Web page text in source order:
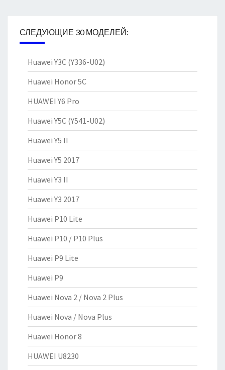
СЛЕДУЮЩИЕ 30 МОДЕЛЕЙ:
Huawei Y3C (Y336-U02)
Huawei Honor 5C
HUAWEI Y6 Pro
Huawei Y5C (Y541-U02)
Huawei Y5 II
Huawei Y5 2017
Huawei Y3 II
Huawei Y3 2017
Huawei P10 Lite
Huawei P10 / P10 Plus
Huawei P9 Lite
Huawei P9
Huawei Nova 2 / Nova 2 Plus
Huawei Nova / Nova Plus
Huawei Honor 8
HUAWEI U8230